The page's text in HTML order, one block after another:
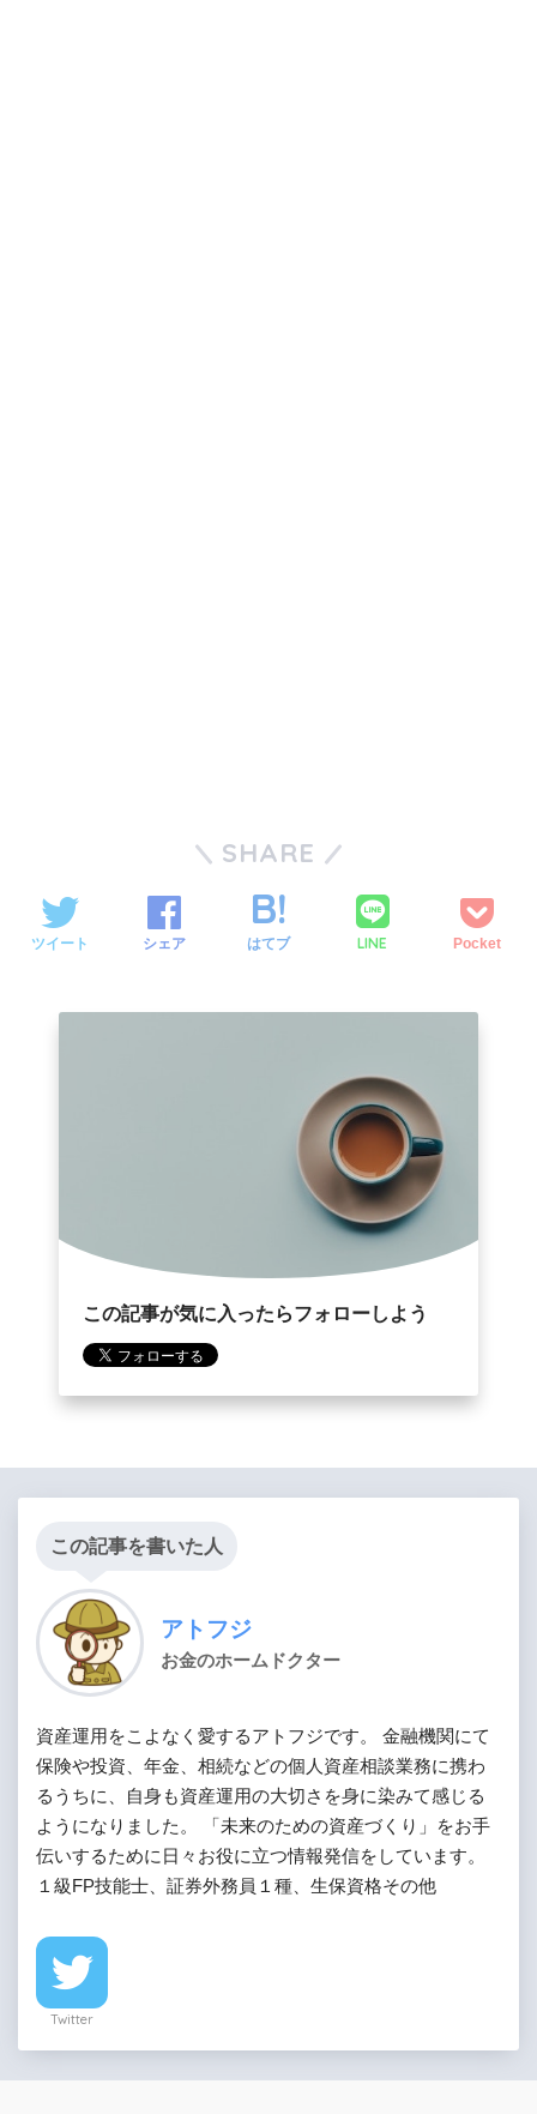
SHARE
ツイート シェア はてブ LINE Pocket
この記事が気に入ったらフォローしよう
この記事を書いた人
アトフジ
お金のホームドクター
資産運用をこよなく愛するアトフジです。 金融機関にて
保険や投資、年金、相続などの個人資産相談業務に携わ
るうちに、自身も資産運用の大切さを身に染みて感じる
ようになりました。 「未来のための資産づくり」をお手
伝いするために日々お役に立つ情報発信をしています。
１級FP技能士、証券外務員１種、生保資格その他
Twitter